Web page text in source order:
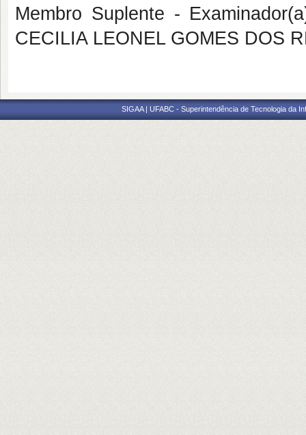
Membro Suplente -
CECILIA LEONEL GOMES DOS
SIGAA | UFABC - Superintendência de Tecnologia da